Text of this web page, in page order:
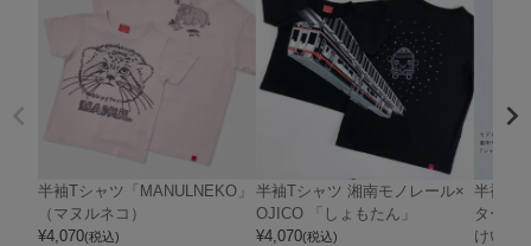
半袖Tシャツ「MANULNEKO」
（マヌルネコ）
¥4,070(税込)
半袖Tシャツ 湘南モノレール×
OJICO 「しょもたん」
¥4,070(税込)
半袖T
ターの
けい」